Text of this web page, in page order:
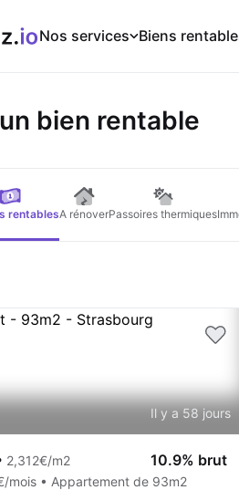
Nos services Biens
un bien rentable
rentablesA rénoverPassoires thermiques
Il y a 58 jours
2,312€/m2 10.9% brut
mois • Appartement de 93m2